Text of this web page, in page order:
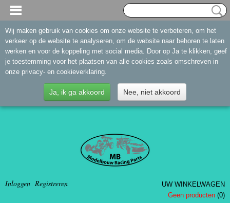
Inloggen Registreren
UW WINKELWAGEN
Geen producten (0)
Wij maken gebruik van cookies om onze website te verbeteren, om het
verkeer op de website te analyseren, om de website naar behoren te laten
werken en voor de koppeling met social media. Door op Ja te klikken, geef
je toestemming voor het plaatsen van alle cookies zoals omschreven in
onze privacy- en cookieverklaring.
Ja, ik ga akkoord Nee, niet akkoord